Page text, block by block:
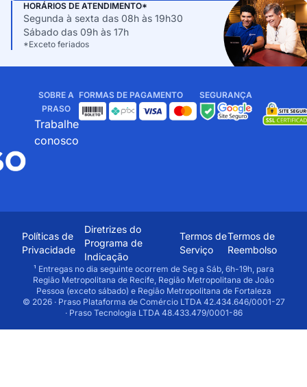
HORÁRIOS DE ATENDIMENTO*
Segunda à sexta das 08h às 19h30
Sábado das 09h às 17h
*Exceto feriados
SOBRE A
PRASO
Trabalhe
conosco
FORMAS DE PAGAMENTO SEGURANÇA
Políticas de
Privacidade
Diretrizes do
Programa de
Indicação
Termos de
Serviço
Termos de
Reembolso
¹ Entregas no dia seguinte ocorrem de Seg a Sáb, 6h-19h, para
Região Metropolitana de Recife, Região Metropolitana de João
Pessoa (exceto sábado) e Região Metropolitana de Fortaleza
© 2026 · Praso Plataforma de Comércio LTDA 42.434.646/0001-27
· Praso Tecnologia LTDA 48.433.479/0001-86